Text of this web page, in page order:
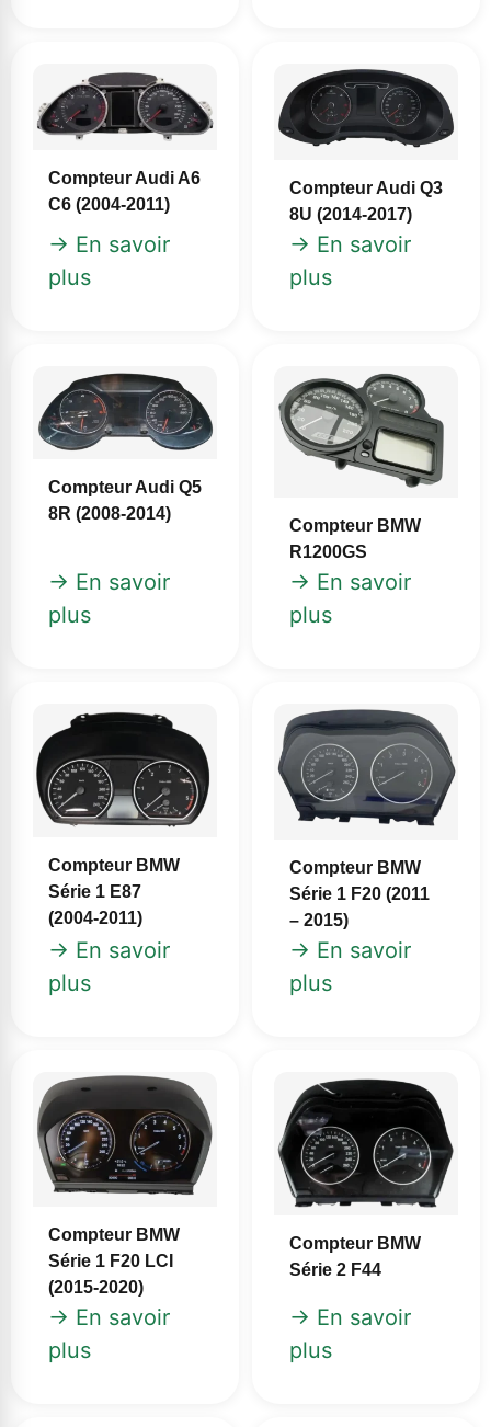
Compteur Audi A6
C6 (2004‑2011)
→ En savoir
plus
Compteur Audi Q3
8U (2014‑2017)
→ En savoir
plus
Compteur Audi Q5
8R (2008‑2014)
→ En savoir
plus
Compteur BMW
R1200GS
→ En savoir
plus
Compteur BMW
Série 1 E87
(2004‑2011)
→ En savoir
plus
Compteur BMW
Série 1 F20 (2011
– 2015)
→ En savoir
plus
Compteur BMW
Série 1 F20 LCI
(2015‑2020)
→ En savoir
plus
Compteur BMW
Série 2 F44
→ En savoir
plus